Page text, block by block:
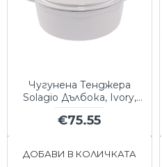
Чугунена Тенджера
Solagio Дълбока, Ivory,
Ф24
€75.55
ДОБАВИ В КОЛИЧКАТА